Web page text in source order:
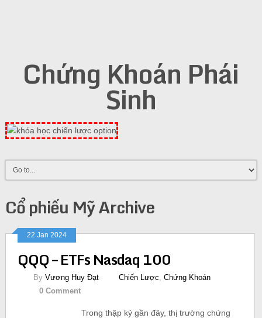
Chứng Khoán Phái
Sinh
Cổ phiếu Mỹ Archive
22 Jan 2024
QQQ – ETFs Nasdaq 100
By Vương Huy Đạt Chiến Lược Chứng Khoán
0 Comment
Trong thập kỷ gần đây, thị trường chứng